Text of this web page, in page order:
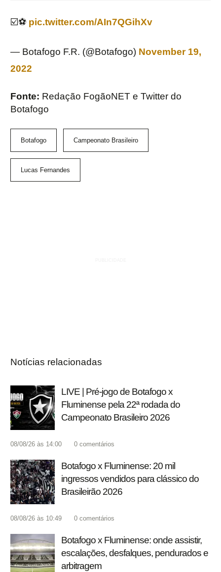
☑️⚽️ pic.twitter.com/AIn7QGihXv
— Botafogo F.R. (@Botafogo) November 19,
2022
Fonte: Redação FogãoNET e Twitter do
Botafogo
Botafogo Campeonato Brasileiro
Lucas Fernandes
Notícias relacionadas
LIVE | Pré-jogo de Botafogo x
Fluminense pela 22ª rodada do
Campeonato Brasileiro 2026
08/08/26 às 14:00 0 comentários
Botafogo x Fluminense: 20 mil
ingressos vendidos para clássico do
Brasileirão 2026
08/08/26 às 10:49 0 comentários
Botafogo x Fluminense: onde assistir,
escalações, desfalques, pendurados e
arbitragem